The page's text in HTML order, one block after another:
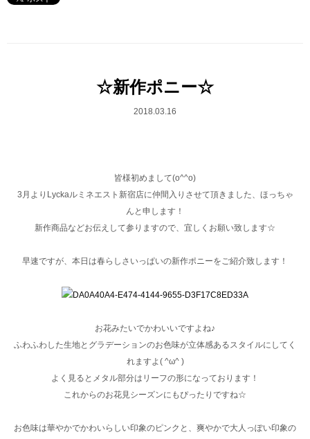
☆新作ポニー☆
2018.03.16
皆様初めまして(o^^o)
3月よりLyckaルミネエスト新宿店に仲間入りさせて頂きました、ほっちゃ
んと申します！
新作商品などお伝えして参りますので、宜しくお願い致します☆
早速ですが、本日は春らしさいっぱいの新作ポニーをご紹介致します！
お花みたいでかわいいですよね♪
ふわふわした生地とグラデーションのお色味が立体感あるスタイルにしてく
れますよ( ^ω^ )
よく見るとメタル部分はリーフの形になっております！
これからのお花見シーズンにもぴったりですね☆
お色味は華やかでかわいらしい印象のピンクと、爽やかで大人っぽい印象の